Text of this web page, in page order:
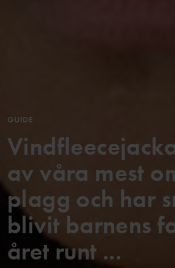
GUIDE
av våra mest
plagg och har
blivit barnens
året runt ...